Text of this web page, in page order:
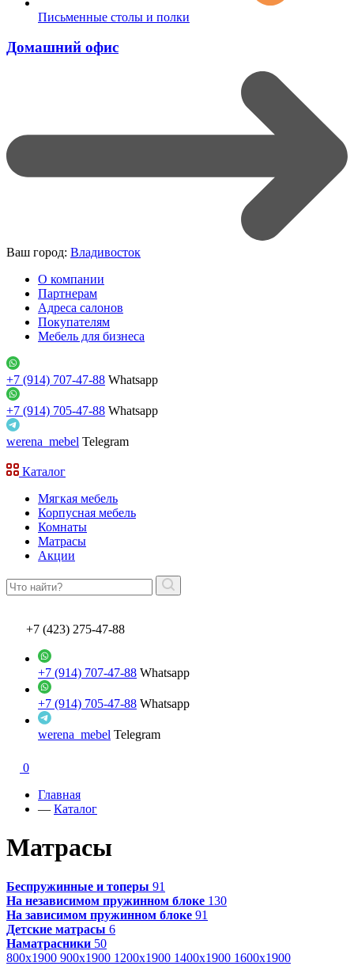
Письменные столы и полки
Домашний офис
Ваш город: Владивосток
О компании
Партнерам
Адреса салонов
Покупателям
Мебель для бизнеса
+7 (914) 707-47-88 Whatsapp
+7 (914) 705-47-88 Whatsapp
werena_mebel Telegram
Каталог
Мягкая мебель
Корпусная мебель
Комнаты
Матрасы
Акции
+7 (423) 275-47-88
+7 (914) 707-47-88 Whatsapp
+7 (914) 705-47-88 Whatsapp
werena_mebel Telegram
0
Главная
— Каталог
Матрасы
Беспружинные и топеры 91
На независимом пружинном блоке 130
На зависимом пружинном блоке 91
Детские матрасы 6
Наматрасники 50
800x1900 900x1900 1200x1900 1400x1900 1600x1900